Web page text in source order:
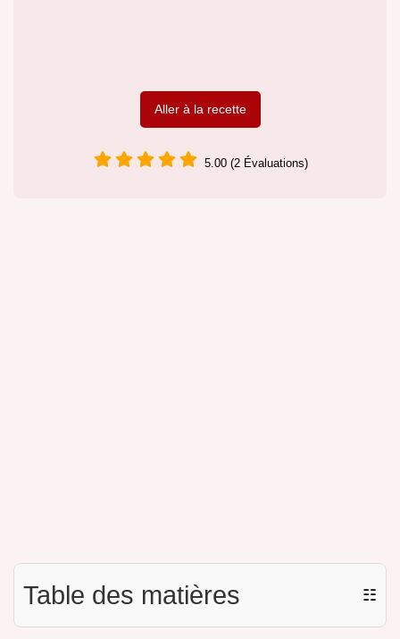
Aller à la recette
5.00 (2 Évaluations)
Table des matières ☷